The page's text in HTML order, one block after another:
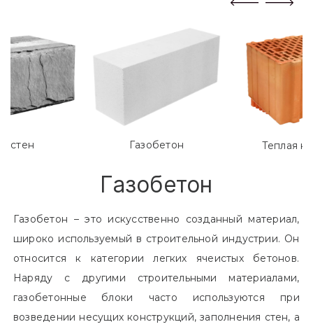
Газобетон Теплая
Газобетон
Газобетон – это искусственно созданный материал,
широко используемый в строительной индустрии. Он
относится к категории легких ячеистых бетонов.
Наряду с другими строительными материалами,
газобетонные блоки часто используются при
возведении несущих конструкций, заполнения стен, а